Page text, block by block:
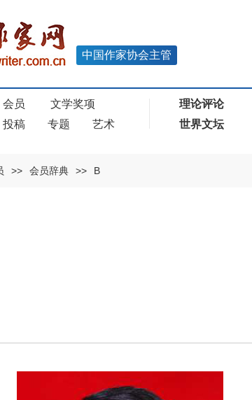
中国作家协会主管
会员
文学奖项
投稿 专题 艺术
理论评论
世界文坛
>> 会员辞典 >> B